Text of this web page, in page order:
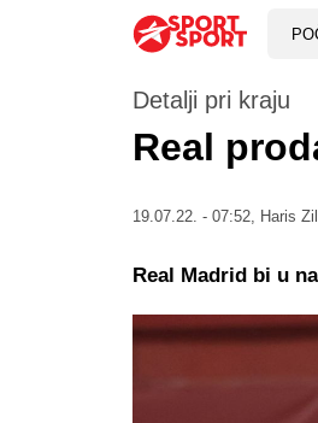
Detalji pri kraju
Real
19.07.22. - 07:52, Haris
Real Madrid bi u